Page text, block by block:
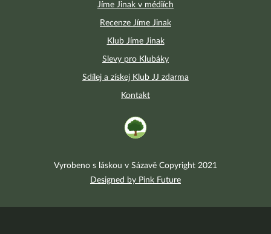
Jíme Jinak v médiích
Recenze Jíme Jinak
Klub Jíme Jinak
Slevy pro Klubáky
Sdílej a získej Klub JJ zdarma
Kontakt
Vyrobeno s láskou v Sázavě Copyright 2021
Designed by Pink Future